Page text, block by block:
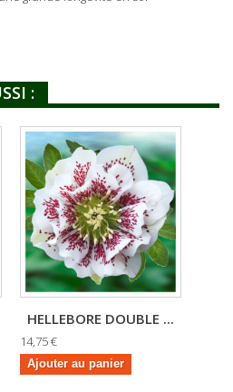
:
HELLEBORE DOUBLE ...
14,75 €
Ajouter au panier